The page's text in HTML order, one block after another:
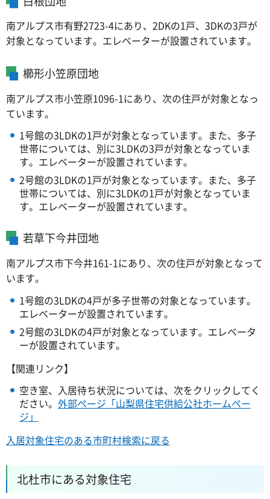
南アルプス市有野2723-4にあり、2DKの1戸、3DKの3戸が
対象となっています。エレベーターが設置されています。
櫛形小笠原団地
南アルプス市小笠原1096-1にあり、次の住戸が対象となっ
ています。
1号館の3LDKの1戸が対象となっています。また、多子
世帯については、別に3LDKの3戸が対象となっていま
す。エレベーターが設置されています。
2号館の3LDKの1戸が対象となっています。また、多子
世帯については、別に3LDKの1戸が対象となっていま
す。エレベーターが設置されています。
若草下今井団地
南アルプス市下今井161-1にあり、次の住戸が対象となって
います。
1号館の3LDKの4戸が多子世帯の対象となっています。
エレベーターが設置されています。
2号館の3LDKの4戸が対象となっています。エレベータ
ーが設置されています。
【関連リンク】
空き室、入居待ち状況については、次をクリックしてく
ださい。 外部ページ「山梨県住宅供給公社ホームペー
ジ」
入居対象住宅のある市町村検索に戻る
北杜市にある対象住宅